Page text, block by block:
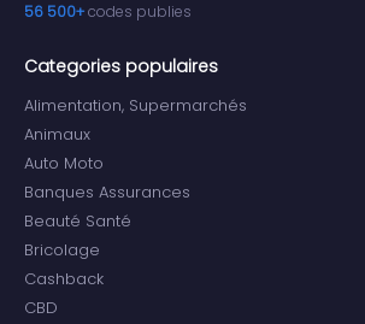
56 500+codes publies
Categories populaires
Alimentation, Supermarchés
Animaux
Auto Moto
Banques Assurances
Beauté Santé
Bricolage
Cashback
CBD